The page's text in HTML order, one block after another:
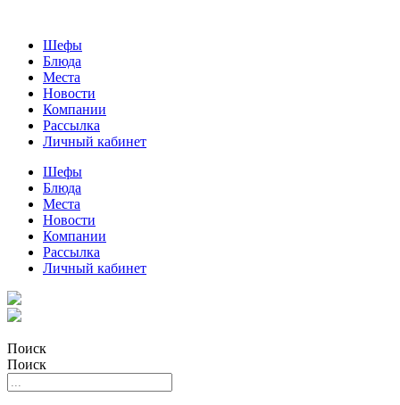
Шефы
Блюда
Места
Новости
Компании
Рассылка
Личный кабинет
Шефы
Блюда
Места
Новости
Компании
Рассылка
Личный кабинет
Поиск
Поиск